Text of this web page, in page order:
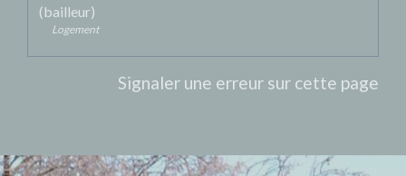
(bailleur)
Logement
Signaler une erreur sur cette page